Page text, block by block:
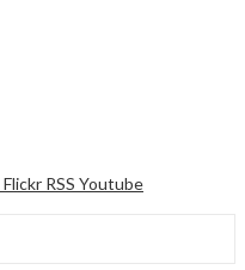
Flickr RSS Youtube